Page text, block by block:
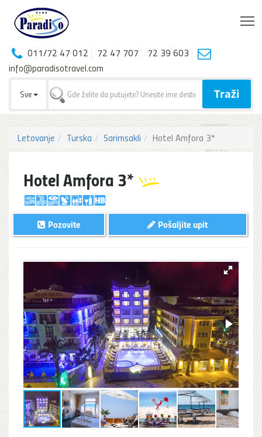
011/72 47 012 72 47 707
72 39 603
info@paradisotravel.com
Sve Traži
Letovanje Turska Sarimsakli Hotel Amfora 3*
Hotel Amfora 3*
Pošaljite upit
Pozovite